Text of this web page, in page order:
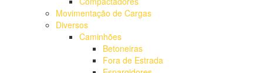
Movimentação de Cargas
Diversos
Caminhões
Betoneiras
Fora de Estrada